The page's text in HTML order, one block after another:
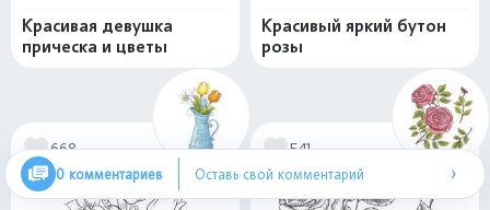
Красивая девушка
прическа и цветы
Красивый яркий бутон
розы
668 541
0 комментариев Оставь свой комментарий ›